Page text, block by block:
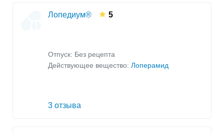
Лопедиум® 5
Отпуск: Без рецепта
Действующее вещество: Лоперамид
3 отзыва